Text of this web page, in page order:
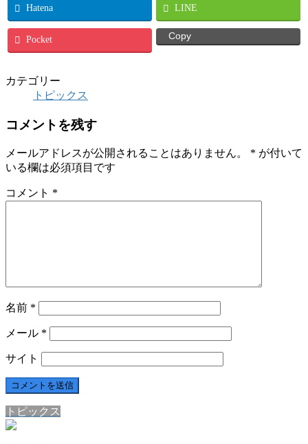
Hatena LINE
Pocket Copy
カテゴリー
トピックス
コメントを残す
メールアドレスが公開されることはありません。 * が付いて
いる欄は必須項目です
コメント *
名前 *
メール *
サイト
トピックス